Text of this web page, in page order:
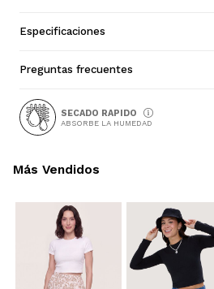
Especificaciones
Preguntas frecuentes
SECADO RAPIDO
ABSORBE LA HUMEDAD
Más Vendidos